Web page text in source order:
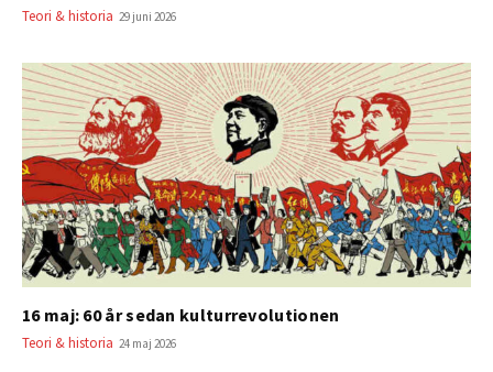
Teori & historia 29 juni 2026
16 maj: 60 år sedan kulturrevolutionen
Teori & historia 24 maj 2026